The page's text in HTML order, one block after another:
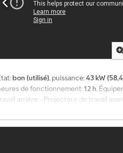
bon (utilisé), puissance:43 kW
de fonctionnement:12 h,
arrière - Projecteur de travail
générales Année de fabrication : 2022
: 4 Cylindrée : 2 434 cm³ Type
PTAC : 7 460 kg Fonctionnalités